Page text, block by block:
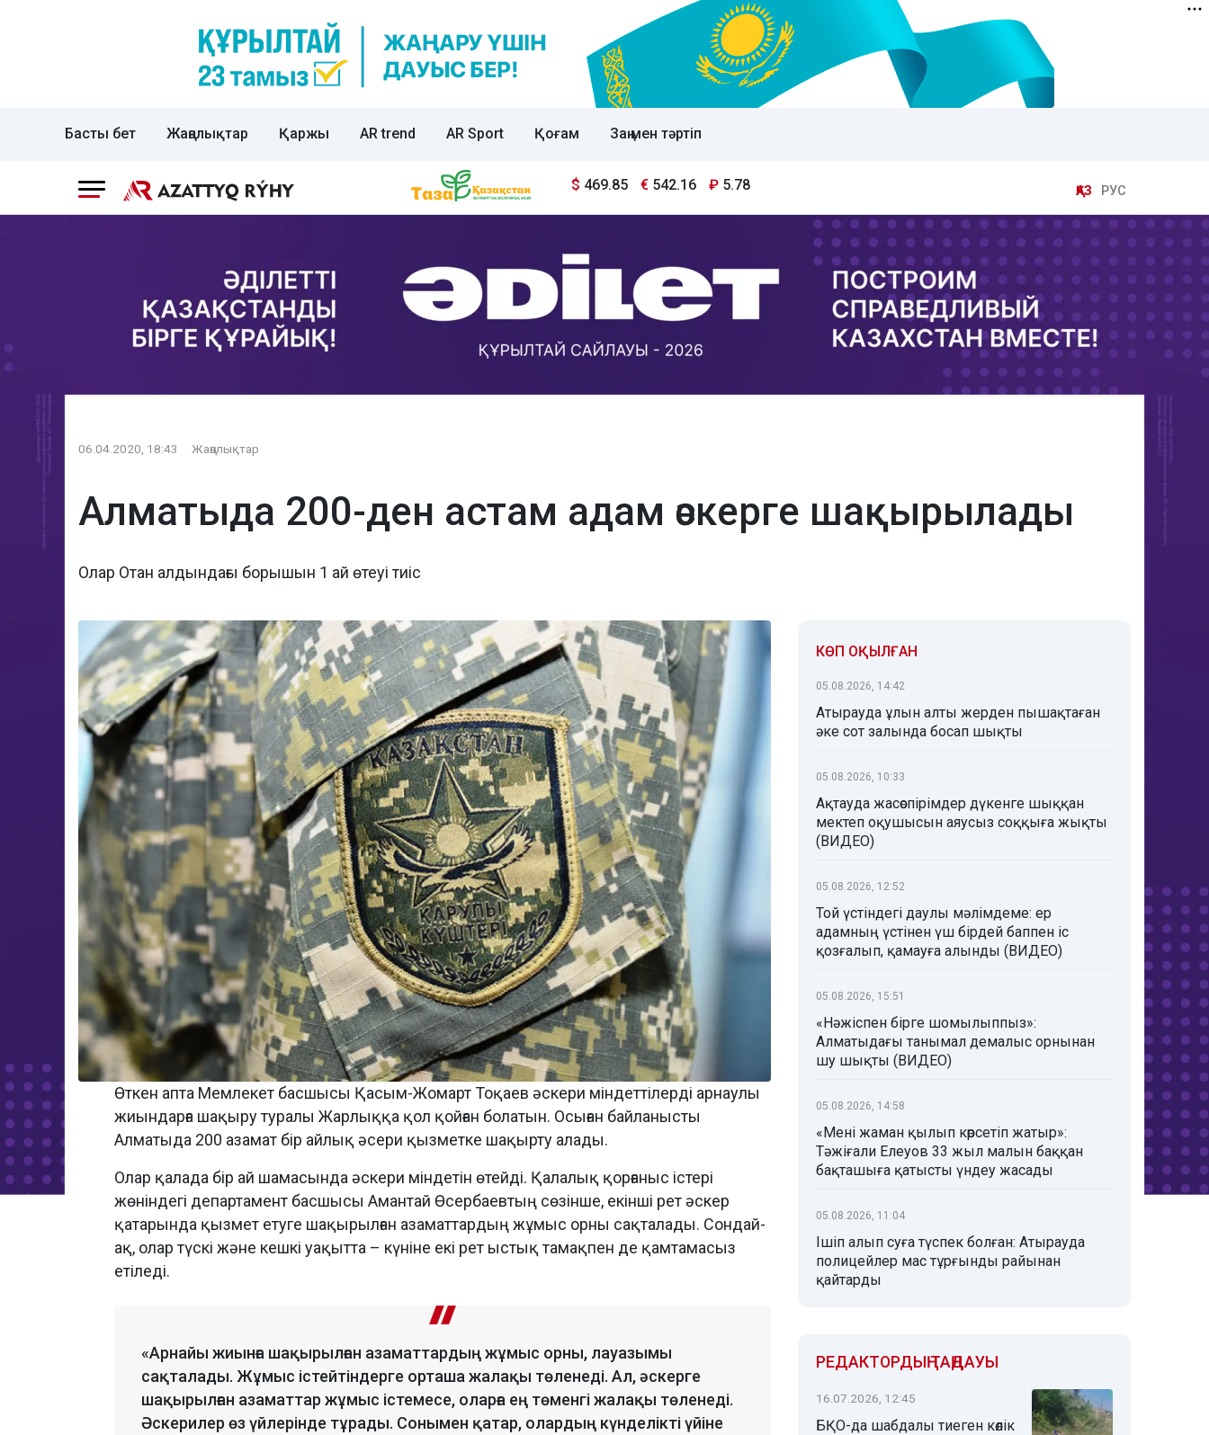
Басты бет Жаңалықтар Қаржы AR trend AR Sport Қоғам Заң мен тәртіп
$ 469.85 € 542.16 ₽ 5.78 ҚАЗ РУС
06.04.2020, 18:43 Жаңалықтар
Алматыда 200-ден астам адам әскерге шақырылады
Олар Отан алдындағы борышын 1 ай өтеуі тиіс
Өткен апта Мемлекет басшысы Қасым-Жомарт Тоқаев әскери міндеттілерді арнаулы
жиындарға шақыру туралы Жарлыққа қол қойған болатын. Осыған байланысты
Алматыда 200 азамат бір айлық әсери қызметке шақырту алады.
Олар қалада бір ай шамасында әскери міндетін өтейді. Қалалық қорғаныс істері
жөніндегі департамент басшысы Амантай Өсербаевтың сөзінше, екінші рет әскер
қатарында қызмет етуге шақырылған азаматтардың жұмыс орны сақталады. Сондай-
ақ, олар түскі және кешкі уақытта – күніне екі рет ыстық тамақпен де қамтамасыз
етіледі.
«Арнайы жиынға шақырылған азаматтардың жұмыс орны, лауазымы
сақталады. Жұмыс істейтіндерге орташа жалақы төленеді. Ал, әскерге
шақырылған азаматтар жұмыс істемесе, оларға ең төменгі жалақы төленеді.
Әскерилер өз үйлерінде тұрады. Сонымен қатар, олардың күнделікті үйіне
КӨП ОҚЫЛҒАН
05.08.2026, 14:42
Атырауда ұлын алты жерден пышақтаған
әке сот залында босап шықты
05.08.2026, 10:33
Ақтауда жасөспірімдер дүкенге шыққан
мектеп оқушысын аяусыз соққыға жықты
(ВИДЕО)
05.08.2026, 12:52
Той үстіндегі даулы мәлімдеме: ер
адамның үстінен үш бірдей баппен іс
қозғалып, қамауға алынды (ВИДЕО)
05.08.2026, 15:51
«Нәжіспен бірге шомылыппыз»:
Алматыдағы танымал демалыс орнынан
шу шықты (ВИДЕО)
05.08.2026, 14:58
«Мені жаман қылып көрсетіп жатыр»:
Тәжіғали Елеуов 33 жыл малын баққан
бақташыға қатысты үндеу жасады
05.08.2026, 11:04
Ішіп алып суға түспек болған: Атырауда
полицейлер мас тұрғынды райынан
қайтарды
РЕДАКТОРДЫҢ ТАҢДАУЫ
16.07.2026, 12:45
БҚО-да шабдалы тиеген көлік